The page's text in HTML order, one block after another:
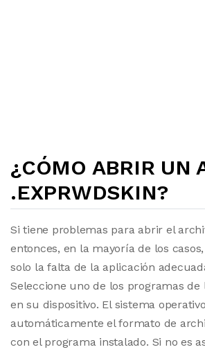
¿CÓMO ABRIR UN
.EXPRWDSKIN?
Si tiene problemas para abrir el
entonces, en la mayoría de los
solo la falta de la aplicación
Seleccione uno de los programas de
en su dispositivo. El sistema
automáticamente el formato de
con el programa instalado. Si no es